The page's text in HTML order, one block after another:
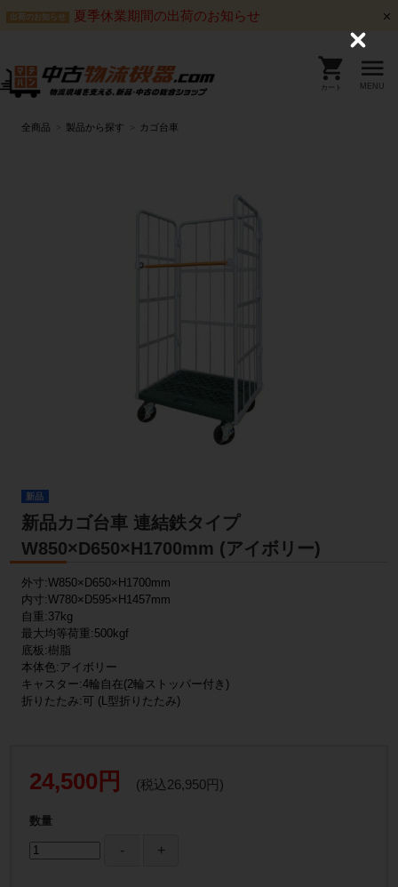
出荷のお知らせ 夏季休業期間の出荷のお知らせ
カート MENU
全商品 製品から探す カゴ台車
新品
新品カゴ台車 連結鉄タイプ
W850×D650×H1700mm (アイボリー)
外寸:W850×D650×H1700mm
内寸:W780×D595×H1457mm
自重:37kg
最大均等荷重:500kgf
底板:樹脂
本体色:アイボリー
キャスター:4輪自在(2輪ストッパー付き)
折りたたみ:可 (L型折りたたみ)
24,500円 (税込26,950円)
数量
C
o
s